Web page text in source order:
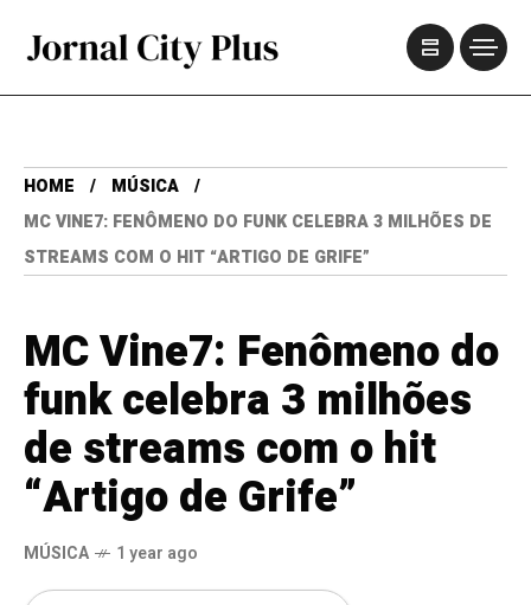
HOME
MÚSICA
MC VINE7: FENÔMENO DO FUNK CELEBRA 3 MILHÕES DE
STREAMS COM O HIT “ARTIGO DE GRIFE”
MC Vine7: Fenômeno do
funk celebra 3 milhões
de streams com o hit
“Artigo de Grife”
MÚSICA 1 year ago